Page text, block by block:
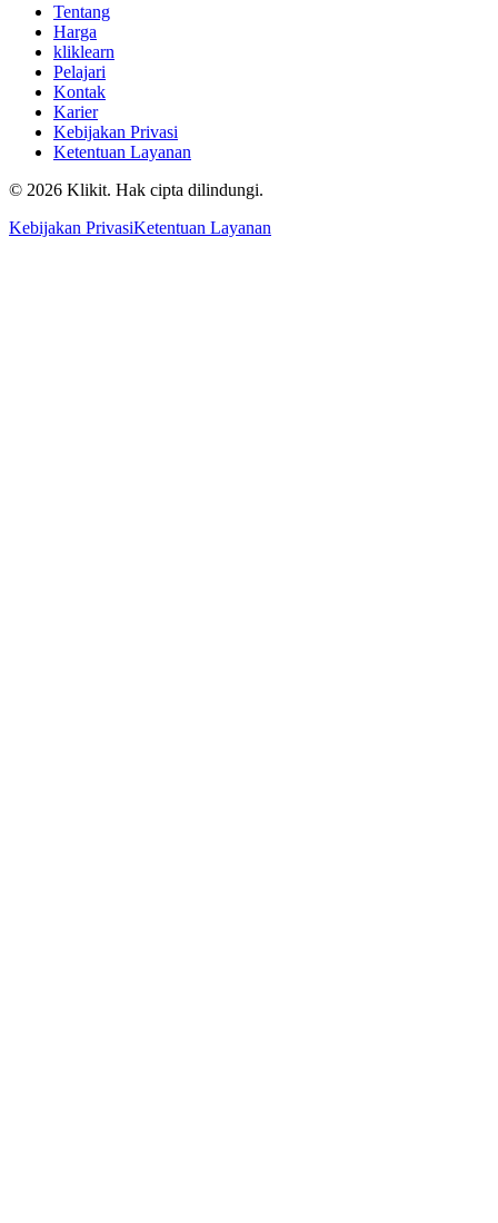
Tentang
Harga
kliklearn
Pelajari
Kontak
Karier
Kebijakan Privasi
Ketentuan Layanan
© 2026 Klikit. Hak cipta dilindungi.
Kebijakan PrivasiKetentuan Layanan